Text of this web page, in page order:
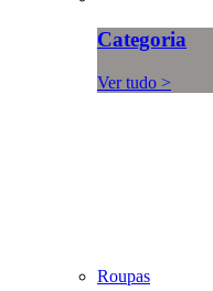
Categoria
Ver tudo >
Roupas